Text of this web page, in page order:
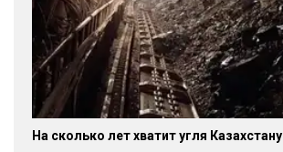
На сколько лет хватит угля Казахстану